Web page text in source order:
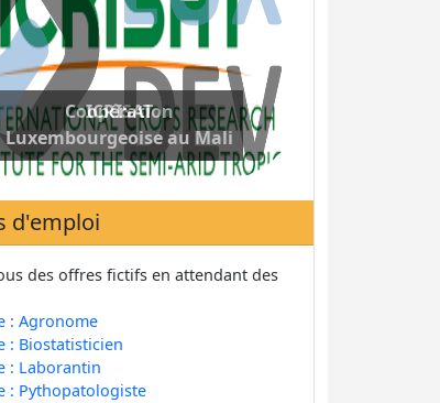
Coopération
Luxembourgeoise au Mali
d'emploi
des offres fictifs en attendant des
: Agronome
: Biostatisticien
: Laborantin
: Pythopatologiste